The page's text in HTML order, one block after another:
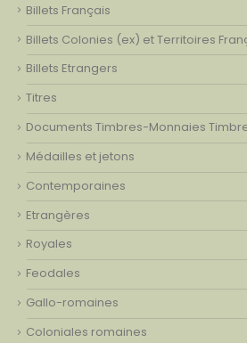
Billets Français
Billets Colonies (ex) et Territoires
Billets Etrangers
Titres
Documents Timbres-Monnaies
Médailles et jetons
Contemporaines
Etrangères
Royales
Feodales
Gallo-romaines
Coloniales romaines